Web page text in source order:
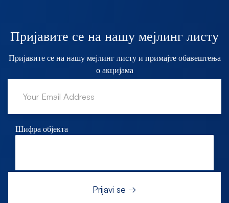
Пријавите се на нашу мејлинг листу
Пријавите се на нашу мејлинг листу и примајте обавештења
о акцијама
Шифра објекта